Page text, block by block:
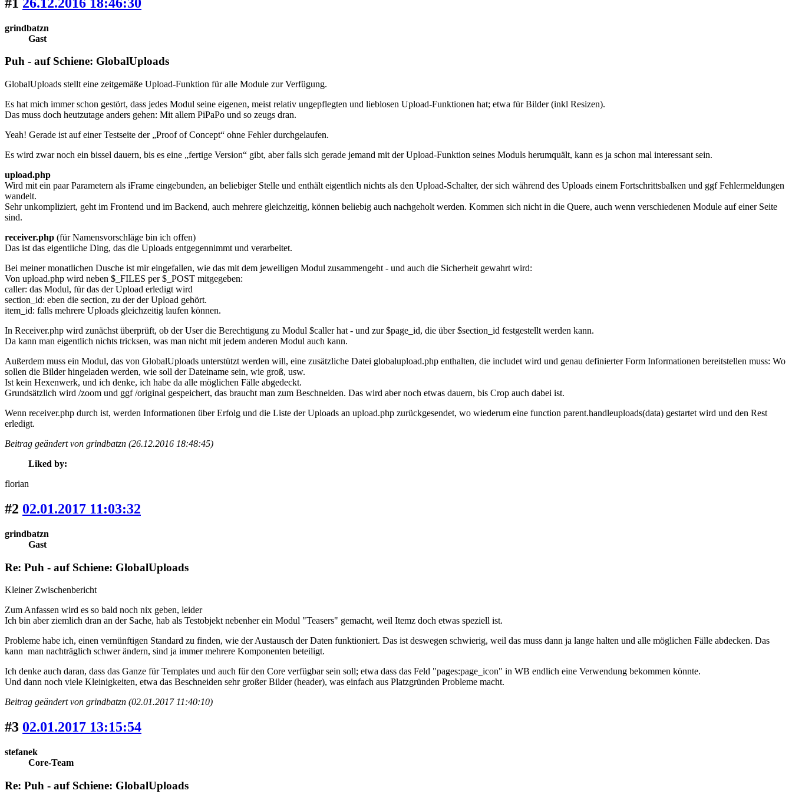
grindbatzn
Gast
Puh - auf Schiene: GlobalUploads
GlobalUploads stellt eine zeitgemäße Upload-Funktion für alle Module zur Verfügung.
Es hat mich immer schon gestört, dass jedes Modul seine eigenen, meist relativ ungepflegten und lieblosen Upload-Funktionen hat; etwa für Bilder (inkl Resizen).
Das muss doch heutzutage anders gehen: Mit allem PiPaPo und so zeugs dran.
Yeah! Gerade ist auf einer Testseite der „Proof of Concept“ ohne Fehler durchgelaufen.
Es wird zwar noch ein bissel dauern, bis es eine „fertige Version“ gibt, aber falls sich gerade jemand mit der Upload-Funktion seines Moduls herumquält, kann es ja schon mal interessant sein.
upload.php
Wird mit ein paar Parametern als iFrame eingebunden, an beliebiger Stelle und enthält eigentlich nichts als den Upload-Schalter, der sich während des Uploads einem Fortschrittsbalken und ggf Fehlermeldungen
wandelt.
Sehr unkompliziert, geht im Frontend und im Backend, auch mehrere gleichzeitig, können beliebig auch nachgeholt werden. Kommen sich nicht in die Quere, auch wenn verschiedenen Module auf einer Seite
sind.
receiver.php (für Namensvorschläge bin ich offen)
Das ist das eigentliche Ding, das die Uploads entgegennimmt und verarbeitet.
Bei meiner monatlichen Dusche ist mir eingefallen, wie das mit dem jeweiligen Modul zusammengeht - und auch die Sicherheit gewahrt wird:
Von upload.php wird neben $_FILES per $_POST mitgegeben:
caller: das Modul, für das der Upload erledigt wird
section_id: eben die section, zu der der Upload gehört.
item_id: falls mehrere Uploads gleichzeitig laufen können.
In Receiver.php wird zunächst überprüft, ob der User die Berechtigung zu Modul $caller hat - und zur $page_id, die über $section_id festgestellt werden kann.
Da kann man eigentlich nichts tricksen, was man nicht mit jedem anderen Modul auch kann.
Außerdem muss ein Modul, das von GlobalUploads unterstützt werden will, eine zusätzliche Datei globalupload.php enthalten, die includet wird und genau definierter Form Informationen bereitstellen muss: Wo
sollen die Bilder hingeladen werden, wie soll der Dateiname sein, wie groß, usw.
Ist kein Hexenwerk, und ich denke, ich habe da alle möglichen Fälle abgedeckt.
Grundsätzlich wird /zoom und ggf /original gespeichert, das braucht man zum Beschneiden. Das wird aber noch etwas dauern, bis Crop auch dabei ist.
Wenn receiver.php durch ist, werden Informationen über Erfolg und die Liste der Uploads an upload.php zurückgesendet, wo wiederum eine function parent.handleuploads(data) gestartet wird und den Rest
erledigt.
Beitrag geändert von grindbatzn (26.12.2016 18:48:45)
Liked by:
florian
#2 02.01.2017 11:03:32
grindbatzn
Gast
Re: Puh - auf Schiene: GlobalUploads
Kleiner Zwischenbericht
Zum Anfassen wird es so bald noch nix geben, leider
Ich bin aber ziemlich dran an der Sache, hab als Testobjekt nebenher ein Modul "Teasers" gemacht, weil Itemz doch etwas speziell ist.
Probleme habe ich, einen vernünftigen Standard zu finden, wie der Austausch der Daten funktioniert. Das ist deswegen schwierig, weil das muss dann ja lange halten und alle möglichen Fälle abdecken. Das
kann man nachträglich schwer ändern, sind ja immer mehrere Komponenten beteiligt.
Ich denke auch daran, dass das Ganze für Templates und auch für den Core verfügbar sein soll; etwa dass das Feld "pages:page_icon" in WB endlich eine Verwendung bekommen könnte.
Und dann noch viele Kleinigkeiten, etwa das Beschneiden sehr großer Bilder (header), was einfach aus Platzgründen Probleme macht.
Beitrag geändert von grindbatzn (02.01.2017 11:40:10)
#3 02.01.2017 13:15:54
stefanek
Core-Team
Re: Puh - auf Schiene: GlobalUploads